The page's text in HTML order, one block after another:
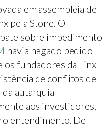
em assembleia de
pela Stone. O
sobre impedimento
havia negado pedido
os fundadores da Linx
de conflitos de
da autarquia
aos investidores,
entendimento. De